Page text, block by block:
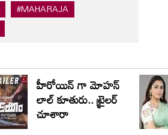
#MAHARAJA
హీరోయిన్ గా మోహన్
లాల్ కూతురు.. ట్రైలర్
చూశారా